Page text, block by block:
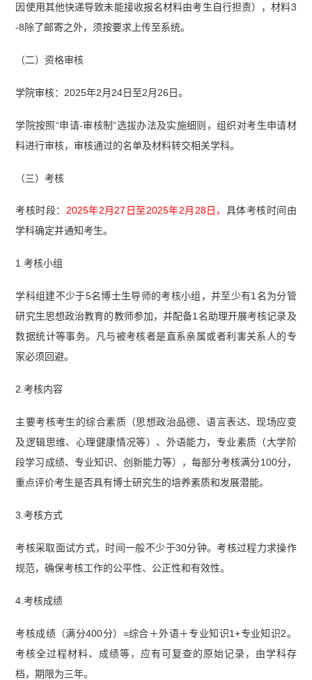
因使用其他快递导致未能接收报名材料由考生自行担责），材料3
-8除了邮寄之外，须按要求上传至系统。
（二）资格审核
学院审核：2025年2月24日至2月26日。
学院按照“申请-审核制”选拔办法及实施细则，组织对考生申请材
料进行审核，审核通过的名单及材料转交相关学科。
（三）考核
考核时段： 2025年2月27日至2025年2月28日， 具体考核时间由
学科确定并通知考生。
1.考核小组
学科组建不少于5名博士生导师的考核小组，并至少有1名为分管
研究生思想政治教育的教师参加，并配备1名助理开展考核记录及
数据统计等事务。凡与被考核者是直系亲属或者利害关系人的专
家必须回避。
2.考核内容
主要考核考生的综合素质（思想政治品德、语言表达、现场应变
及逻辑思维、心理健康情况等）、外语能力，专业素质（大学阶
段学习成绩、专业知识、创新能力等），每部分考核满分100分，
重点评价考生是否具有博士研究生的培养素质和发展潜能。
3.考核方式
考核采取面试方式，时间一般不少于30分钟。考核过程力求操作
规范，确保考核工作的公平性、公正性和有效性。
4.考核成绩
考核成绩（满分400分）=综合＋外语＋专业知识1+专业知识2。
考核全过程材料、成绩等，应有可复查的原始记录，由学科存
档，期限为三年。